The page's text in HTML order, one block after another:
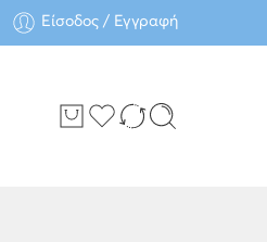
Είσοδος / Εγγραφή